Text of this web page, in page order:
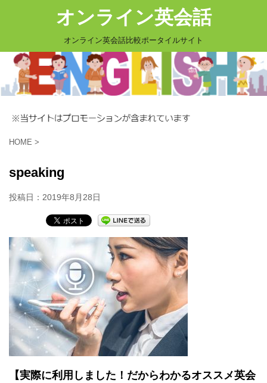
オンライン英会話
オンライン英会話比較ポータイルサイト
HOME >
speaking
投稿日： 2019年8月28日
【実際に利用しました！だからわかるオススメ英会